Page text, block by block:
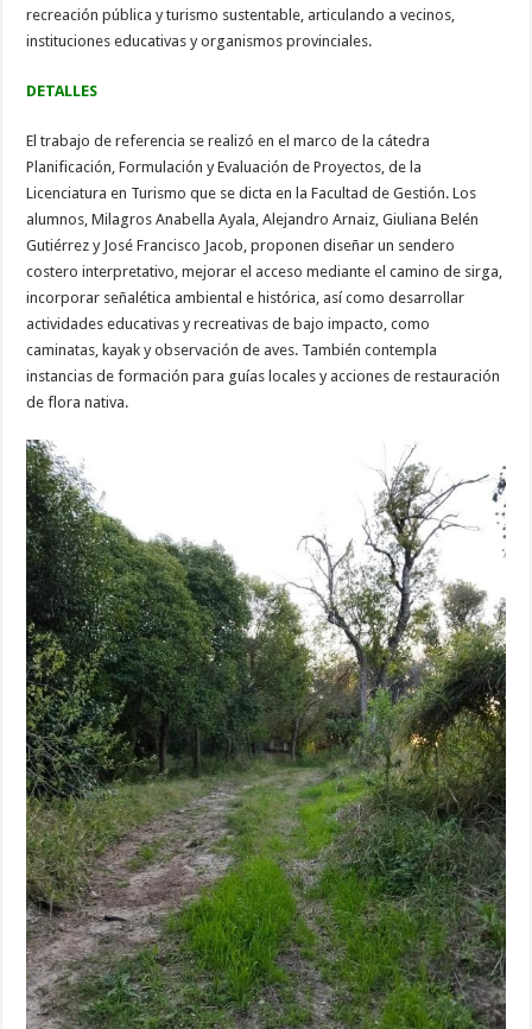
recreación pública y turismo sustentable, articulando a vecinos,
instituciones educativas y organismos provinciales.
DETALLES
El trabajo de referencia se realizó en el marco de la cátedra
Planificación, Formulación y Evaluación de Proyectos, de la
Licenciatura en Turismo que se dicta en la Facultad de Gestión. Los
alumnos, Milagros Anabella Ayala, Alejandro Arnaiz, Giuliana Belén
Gutiérrez y José Francisco Jacob, proponen diseñar un sendero
costero interpretativo, mejorar el acceso mediante el camino de sirga,
incorporar señalética ambiental e histórica, así como desarrollar
actividades educativas y recreativas de bajo impacto, como
caminatas, kayak y observación de aves. También contempla
instancias de formación para guías locales y acciones de restauración
de flora nativa.